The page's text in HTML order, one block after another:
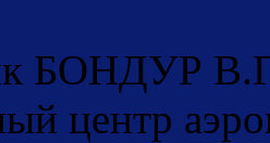
БОНДУР
центр